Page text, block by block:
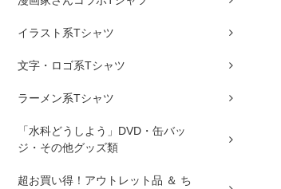
イラスト系Tシャツ
文字・ロゴ系Tシャツ
ラーメン系Tシャツ
「水科どうしよう」DVD・缶バッ
ジ・その他グッズ類
超お買い得！アウトレット品 ＆ ち